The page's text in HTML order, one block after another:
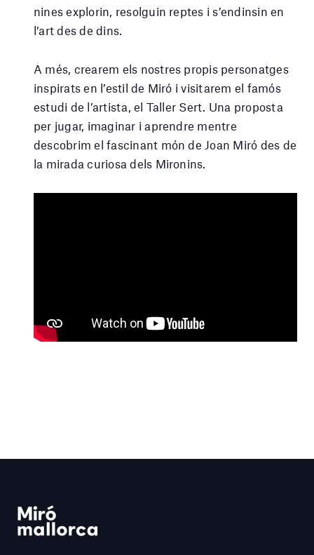
nines explorin, resolguin reptes i s’endinsin en
l’art des de dins.
A més, crearem els nostres propis personatges
inspirats en l’estil de Miró i visitarem el famós
estudi de l’artista, el Taller Sert. Una proposta
per jugar, imaginar i aprendre mentre
descobrim el fascinant món de Joan Miró des de
la mirada curiosa dels Mironins.